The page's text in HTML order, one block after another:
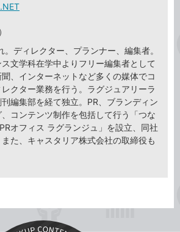
ディレクター、プランナー、編集者。
文学科在学中よりフリー編集者として
、インターネットなど多くの媒体でコ
クター業務を行う。ラグジュアリーラ
編集部を経て独立。PR、ブランディン
コンテンツ制作を包括して行う「つな
オフィス ラグランジュ」を設立、同社
た、キャスタリア株式会社の取締役も